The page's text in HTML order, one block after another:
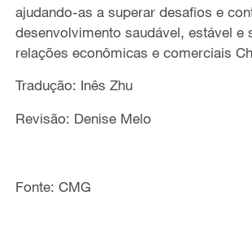
ajudando-as a superar desafios e
desenvolvimento saudável, estável e
relações econômicas e comerciais
Tradução: Inês Zhu
Revisão: Denise Melo
Fonte: CMG